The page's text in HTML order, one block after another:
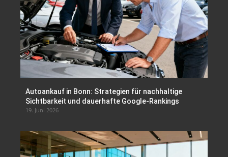
Autoankauf in Bonn: Strategien für nachhaltige
Sichtbarkeit und dauerhafte Google-Rankings
19. Juni 2026